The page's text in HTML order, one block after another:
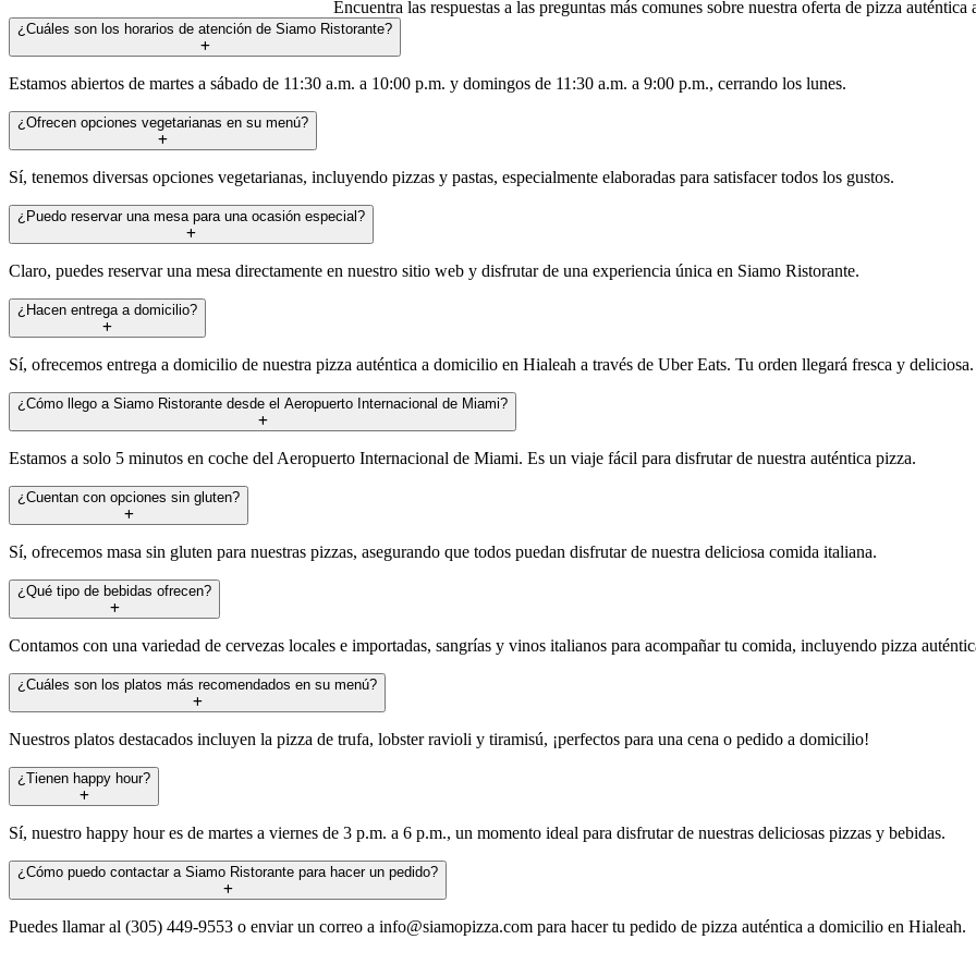
Encuentra las respuestas a las preguntas más comunes sobre nuestra oferta de pizza
¿Cuáles son los horarios de atención de Siamo Ristorante?
Estamos abiertos de martes a sábado de 11:30 a.m. a 10:00 p.m. y domingos de 11:30 a.m. a 9:00 p.m., cerrando los lunes.
¿Ofrecen opciones vegetarianas en su menú?
Sí, tenemos diversas opciones vegetarianas, incluyendo pizzas y pastas, especialmente elaboradas para satisfacer todos los gustos.
¿Puedo reservar una mesa para una ocasión especial?
Claro, puedes reservar una mesa directamente en nuestro sitio web y disfrutar de una experiencia única en Siamo Ristorante.
¿Hacen entrega a domicilio?
Sí, ofrecemos entrega a domicilio de nuestra pizza auténtica a domicilio en Hialeah a través de Uber Eats. Tu orden llegará fresca y deliciosa.
¿Cómo llego a Siamo Ristorante desde el Aeropuerto Internacional de Miami?
Estamos a solo 5 minutos en coche del Aeropuerto Internacional de Miami. Es un viaje fácil para disfrutar de nuestra auténtica pizza.
¿Cuentan con opciones sin gluten?
Sí, ofrecemos masa sin gluten para nuestras pizzas, asegurando que todos puedan disfrutar de nuestra deliciosa comida italiana.
¿Qué tipo de bebidas ofrecen?
Contamos con una variedad de cervezas locales e importadas, sangrías y vinos italianos para acompañar tu comida, incluyendo pizza
¿Cuáles son los platos más recomendados en su menú?
Nuestros platos destacados incluyen la pizza de trufa, lobster ravioli y tiramisú, ¡perfectos para una cena o pedido a domicilio!
¿Tienen happy hour?
Sí, nuestro happy hour es de martes a viernes de 3 p.m. a 6 p.m., un momento ideal para disfrutar de nuestras deliciosas pizzas y bebidas.
¿Cómo puedo contactar a Siamo Ristorante para hacer un pedido?
Puedes llamar al (305) 449-9553 o enviar un correo a info@siamopizza.com para hacer tu pedido de pizza auténtica a domicilio en Hialeah.